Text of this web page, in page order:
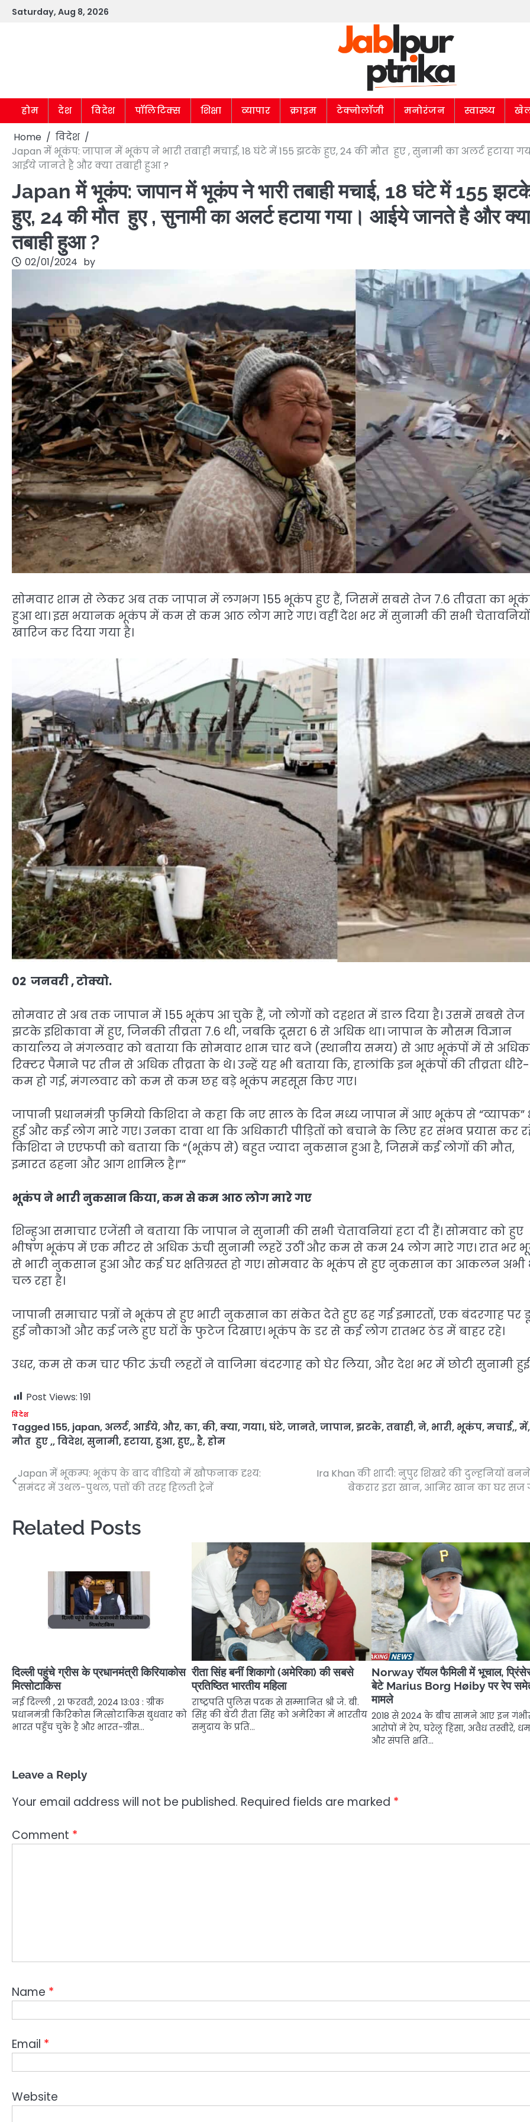
SkipSaturday, Aug 8, 2026
होम देश विदेश पॉलिटिक्स शिक्षा व्यापार क्राइम टेक्नोलॉजी मनोरंजन स्वास्थ्य
Home
विदेश
Japan में भूकंप: जापान में भूकंप ने भारी तबाही मचाई, 18 घंटे में 155 झटके हुए, 24 की मौत हुए , सुनामी का अलर्ट हटाया
आईये जानते है और क्या तबाही हुआ ?
Japan में भूकंप: जापान में भूकंप ने भारी तबाही मचाई, 18 घंटे में 155
हुए, 24 की मौत हुए , सुनामी का अलर्ट हटाया गया। आईये जानते है और क्या
तबाही हुआ ?
02/01/2024 by
सोमवार शाम से लेकर अब तक जापान में लगभग 155 भूकंप हुए हैं, जिसमें सबसे तेज 7.6 तीव्रता का
हुआ था। इस भयानक भूकंप में कम से कम आठ लोग मारे गए। वहीं देश भर में सुनामी की सभी
खारिज कर दिया गया है।
02 जनवरी,टोक्यो.
सोमवार से अब तक जापान में 155 भूकंप आ चुके हैं, जो लोगों को दहशत में डाल दिया है। उसमें सबसे तेज
झटके इशिकावा में हुए, जिनकी तीव्रता 7.6 थी, जबकि दूसरा 6 से अधिक था। जापान के मौसम विज्ञान
कार्यालय ने मंगलवार को बताया कि सोमवार शाम चार बजे (स्थानीय समय) से आए भूकंपों में से
रिक्टर पैमाने पर तीन से अधिक तीव्रता के थे। उन्हें यह भी बताया कि, हालांकि इन भूकंपों की तीव्रता
कम हो गई, मंगलवार को कम से कम छह बड़े भूकंप महसूस किए गए।
जापानी प्रधानमंत्री फुमियो किशिदा ने कहा कि नए साल के दिन मध्य जापान में आए भूकंप से “व्यापक”
हुई और कई लोग मारे गए। उनका दावा था कि अधिकारी पीड़ितों को बचाने के लिए हर संभव प्रयास कर
किशिदा ने एएफपी को बताया कि “(भूकंप से) बहुत ज्यादा नुकसान हुआ है, जिसमें कई लोगों की मौत,
इमारत ढहना और आग शामिल है।””
भूकंप ने भारी नुकसान किया,कम से कम आठ लोग मारे गए
शिन्हुआ समाचार एजेंसी ने बताया कि जापान ने सुनामी की सभी चेतावनियां हटा दी हैं। सोमवार को हुए
भीषण भूकंप में एक मीटर से अधिक ऊंची सुनामी लहरें उठीं और कम से कम 24 लोग मारे गए। रात भर
से भारी नुकसान हुआ और कई घर क्षतिग्रस्त हो गए। सोमवार के भूकंप से हुए नुकसान का आकलन अभी
चल रहा है।
जापानी समाचार पत्रों ने भूकंप से हुए भारी नुकसान का संकेत देते हुए ढह गई इमारतों, एक बंदरगाह पर
हुई नौकाओं और कई जले हुए घरों के फुटेज दिखाए। भूकंप के डर से कई लोग रातभर ठंड में बाहर रहे।
उधर, कम से कम चार फीट ऊंची लहरों ने वाजिमा बंदरगाह को घेर लिया, और देश भर में छोटी सुनामी
Post Views: 191
विदेश
Tagged155, japan, अलर्ट, आईये, और,का,की,क्या,गया।,घंटे,जानते,जापान,झटके,तबाही,ने, भारी, भूकंप,मचाई,,में,
मौत हुए ,,विदेश,सुनामी,हटाया,हुआ,हुए,,है,होम
Post
Japan में भूकम्प: भूकंप के बाद वीडियो में खौफनाक दृश्य:
समंदर में उथल-पुथल, पत्तों की तरह हिलती ट्रेनें
Ira Khan की शादी: नुपुर शिखरे की दुल्हनियों
बेकरार इरा खान, आमिर खान का घर सज
Related Posts
दिल्ली पहुंचे ग्रीस के प्रधानमंत्री किरियाकोस
मित्सोटाकिस
नई दिल्ली , 21 फरवरी, 2024 13:03 : ग्रीक
प्रधानमंत्री किरिकोस मित्सोटाकिस बुधवार को
भारत पहुँच चुके है और भारत-ग्रीस…
रीता सिंह बनीं शिकागो (अमेरिका) की सबसे
प्रतिष्ठित भारतीय महिला
राष्ट्रपति पुलिस पदक से सम्मानित श्री जे. बी.
सिंह की बेटी रीता सिंह को अमेरिका में भारतीय
समुदाय के प्रति…
Norway रॉयल फैमिली में भूचाल,
बेटे Marius Borg Høiby पर रेप
मामले
2018 से 2024 के बीच सामने आए इन
आरोपों में रेप, घरेलू हिंसा, अवैध तस्वीरें,
और संपत्ति क्षति…
Leave a Reply
Your email address will not be published. Required fields are marked *
Comment *
Name *
Email *
Website